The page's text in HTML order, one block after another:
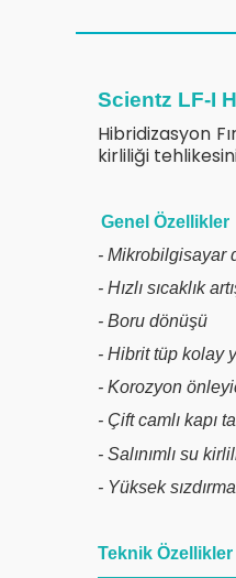
Scientz LF-I
Hibridizasyon
kirliliği
Genel Özellikler
- Mikrobilgisayar
- Hızlı sıcaklık
- Boru dönüşü
- Hibrit tüp kolay
- Korozyon
- Çift camlı kapı
- Salınımlı su
- Yüksek
Teknik Özellikler